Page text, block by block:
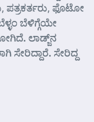
ಪತ್ರಕರ್ತರು, ಫೊಟೋ
ಬೆಳಿಗ್ಗೆಯೇ
ಲಾಡ್ಜ್‌ನ
ಸೇರಿದ್ದ